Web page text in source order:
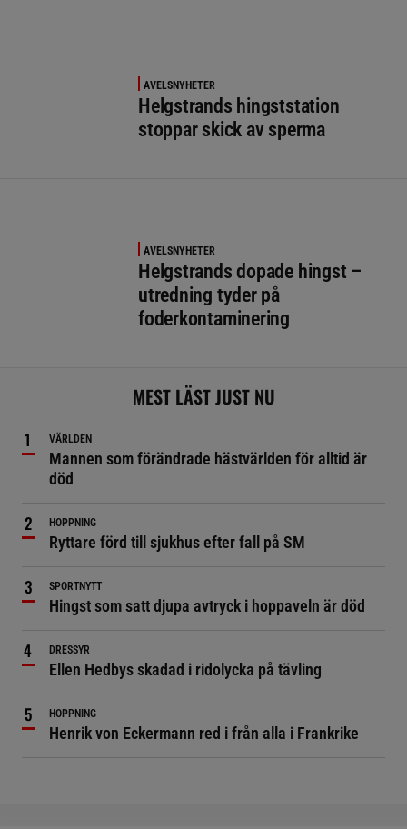
AVELSNYHETER
Helgstrands hingststation
stoppar skick av sperma
AVELSNYHETER
Helgstrands dopade hingst –
utredning tyder på
foderkontaminering
MEST LÄST JUST NU
VÄRLDEN
Mannen som förändrade hästvärlden för alltid är
död
HOPPNING
Ryttare förd till sjukhus efter fall på SM
SPORTNYTT
Hingst som satt djupa avtryck i hoppaveln är död
DRESSYR
Ellen Hedbys skadad i ridolycka på tävling
HOPPNING
Henrik von Eckermann red i från alla i Frankrike